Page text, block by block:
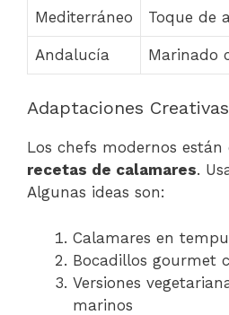
Mediterráneo Toque de
Andalucía Marinado
Adaptaciones Creativas
Los chefs modernos
recetas de calamares.
Algunas ideas son:
Calamares en
Bocadillos gourmet
Versiones
marinos